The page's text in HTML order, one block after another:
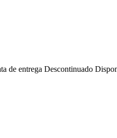
de entrega Descontinuado